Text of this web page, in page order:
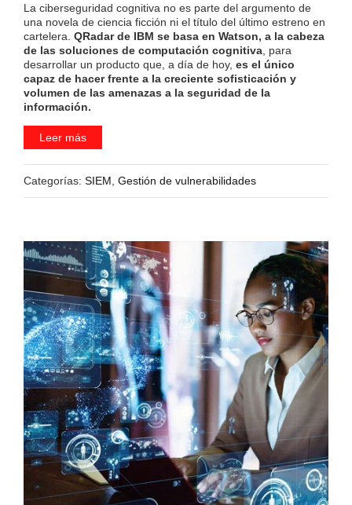
La ciberseguridad cognitiva no es parte del argumento de
una novela de ciencia ficción ni el título del último estreno en
cartelera. QRadar de IBM se basa en Watson, a la cabeza
de las soluciones de computación cognitiva , para
desarrollar un producto que, a día de hoy, es el único
capaz de hacer frente a la creciente sofisticación y
volumen de las amenazas a la seguridad de la
información.
Leer más
Categorías: SIEM Gestión de vulnerabilidades